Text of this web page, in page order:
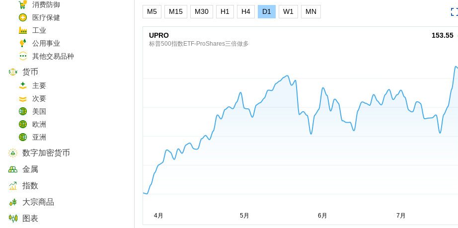
消费防御
医疗保健
工业
公用事业
其他交易品种
货币
主要
次要
美国
欧洲
亚洲
数字加密货币
金属
指数
大宗商品
图表
M5 M15 M30 H1 H4 D1 W1 MN
UPRO
标普500指数ETF-ProShares三倍做多
153.55